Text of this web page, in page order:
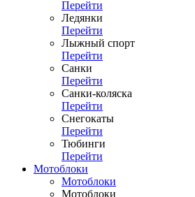
Перейти
Ледянки
Перейти
Лыжный спорт
Перейти
Санки
Перейти
Санки-коляска
Перейти
Снегокаты
Перейти
Тюбинги
Перейти
Мотоблоки
Мотоблоки
Мотоблоки